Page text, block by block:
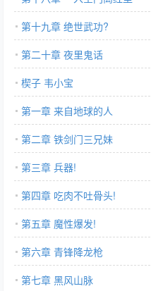
第十九章 绝世武功?
第二十章 夜里鬼话
楔子 韦小宝
第一章 来自地球的人
第二章 铁剑门三兄妹
第三章 兵器!
第四章 吃肉不吐骨头!
第五章 魔性爆发!
第六章 青锋降龙枪
第七章 黑风山脉